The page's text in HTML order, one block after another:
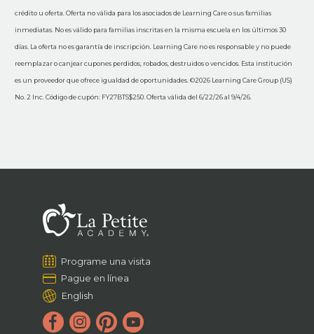
crédito u oferta. Oferta no válida para los asociados de Learning Care o sus familias
inmediatas. No es válido para familias inscritas en la misma escuela en los últimos 30
días. La oferta no es garantía de inscripción. Learning Care no es responsable y no puede
reemplazar o canjear cupones perdidos, robados, destruidos o vencidos. Esta institución
es un proveedor que ofrece igualdad de oportunidades. ©2026 Learning Care Group (US)
No. 2 Inc. Código de cupón: FY27BTS$250. Oferta válida del 6/22/26 al 9/4/26.
Programe una visita
Pague en línea
English